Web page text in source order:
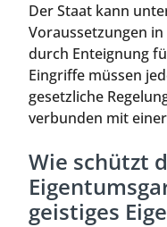
Der Staat kann
Voraussetzungen
durch Enteignung
Eingriffe müssen
gesetzliche
verbunden mit
Wie schützt
geistiges